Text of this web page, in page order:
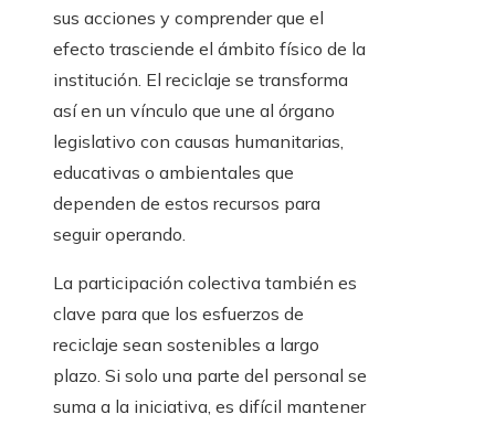
sus acciones y comprender que el
efecto trasciende el ámbito físico de la
institución. El reciclaje se transforma
así en un vínculo que une al órgano
legislativo con causas humanitarias,
educativas o ambientales que
dependen de estos recursos para
seguir operando.
La participación colectiva también es
clave para que los esfuerzos de
reciclaje sean sostenibles a largo
plazo. Si solo una parte del personal se
suma a la iniciativa, es difícil mantener